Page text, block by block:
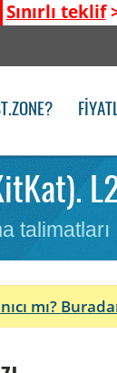
Sınırlı teklif
talimatları
mı?